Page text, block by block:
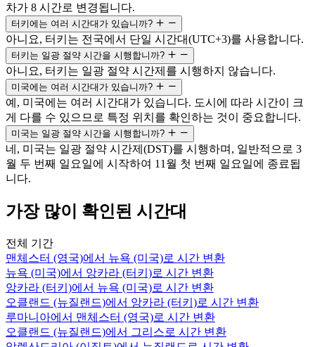
차가 8 시간로 변경됩니다.
터키에는 여러 시간대가 있습니까?
아니요, 터키는 전국에서 단일 시간대(UTC+3)를 사용합니다.
터키는 일광 절약 시간을 시행합니까?
아니요, 터키는 일광 절약 시간제를 시행하지 않습니다.
미국에는 여러 시간대가 있습니까?
예, 미국에는 여러 시간대가 있습니다. 도시에 따라 시간이 크
게 다를 수 있으므로 특정 위치를 확인하는 것이 중요합니다.
미국는 일광 절약 시간을 시행합니까?
네, 미국는 일광 절약 시간제(DST)를 시행하며, 일반적으로 3
월 두 번째 일요일에 시작하여 11월 첫 번째 일요일에 종료됩
니다.
가장 많이 확인된 시간대
전체 기간
맨체스터 (영국)에서 뉴욕 (미국)로 시간 변환
뉴욕 (미국)에서 앙카라 (터키)로 시간 변환
앙카라 (터키)에서 뉴욕 (미국)로 시간 변환
오클랜드 (뉴질랜드)에서 앙카라 (터키)로 시간 변환
루마니아에서 맨체스터 (영국)로 시간 변환
오클랜드 (뉴질랜드)에서 그리스로 시간 변환